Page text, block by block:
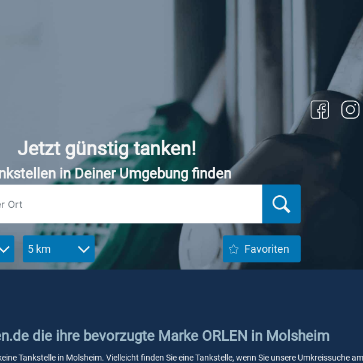
Jetzt günstig tanken!
in Deiner Umgebung finden
5 km Favoriten
die ihre bevorzugte Marke ORLEN in Molsheim
Tankstelle in Molsheim. Vielleicht finden Sie eine Tankstelle, wenn Sie unsere Umkreissuche